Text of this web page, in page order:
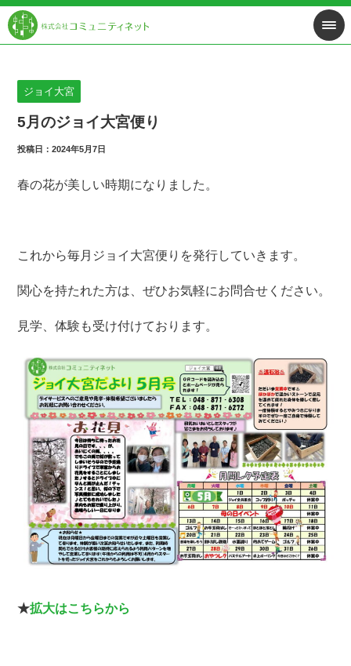
ジョイ大宮
5月のジョイ大宮便り
投稿日：2024年5月7日
春の花が美しい時期になりました。
これから毎月ジョイ大宮便りを発行していきます。
関心を持たれた方は、ぜひお気軽にお問合せください。
見学、体験も受け付けております。
★拡大はこちらから